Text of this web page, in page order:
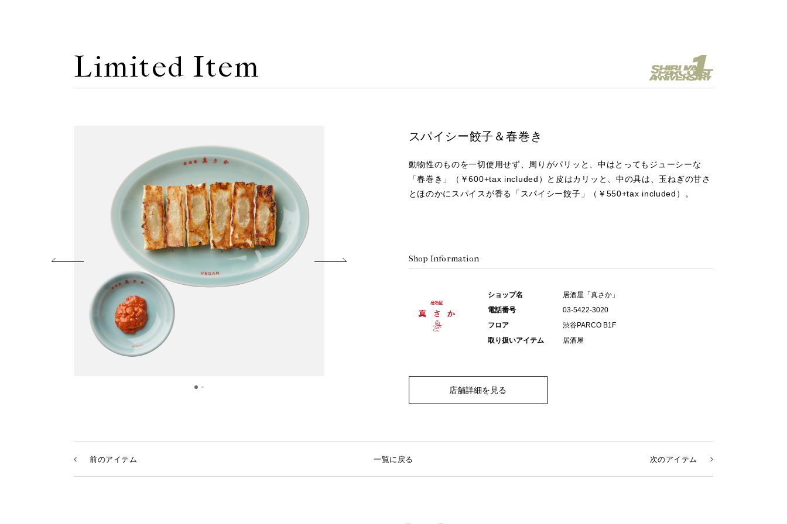
Limited Item
スパイシー餃子＆春巻き
動物性のものを一切使用せず、周りがパリッと、中はとってもジューシーな
「春巻き」（￥600+tax included）と皮はカリッと、中の具は、玉ねぎの甘さ
とほのかにスパイスが香る「スパイシー餃子」（￥550+tax included）。
Shop Information
ショップ名
居酒屋「真さか」
電話番号
03-5422-3020
フロア
渋谷PARCO B1F
取り扱いアイテム
居酒屋
店舗詳細を見る
前のアイテム 一覧に戻る 次のアイテム